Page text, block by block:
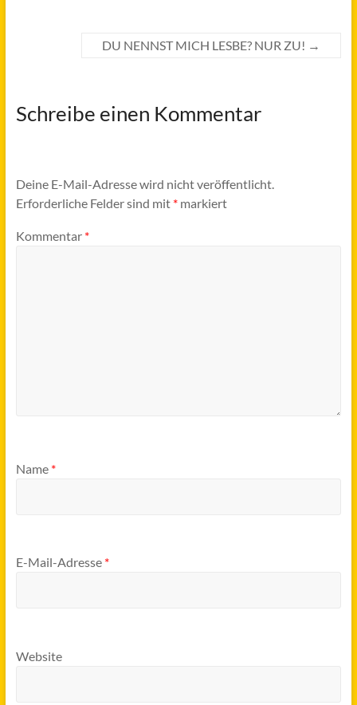
DU NENNST MICH LESBE? NUR ZU! →
Schreibe einen Kommentar
Deine E-Mail-Adresse wird nicht veröffentlicht.
Erforderliche Felder sind mit *markiert
Kommentar *
Name *
E-Mail-Adresse *
Website